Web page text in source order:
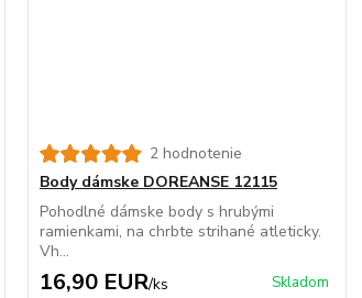
2 hodnotenie
Body dámske DOREANSE 12115
Pohodlné dámske body s hrubými
ramienkami, na chrbte strihané atleticky.
Vh...
16,90 EUR/ks Skladom